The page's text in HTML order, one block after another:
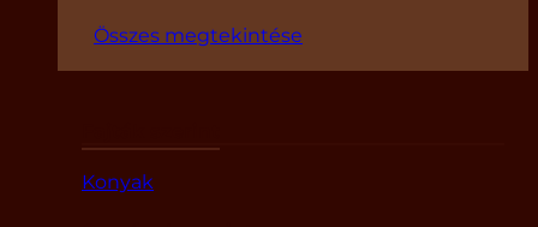
Összes megtekintése
Konyak